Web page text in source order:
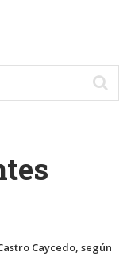
Caycedo, según